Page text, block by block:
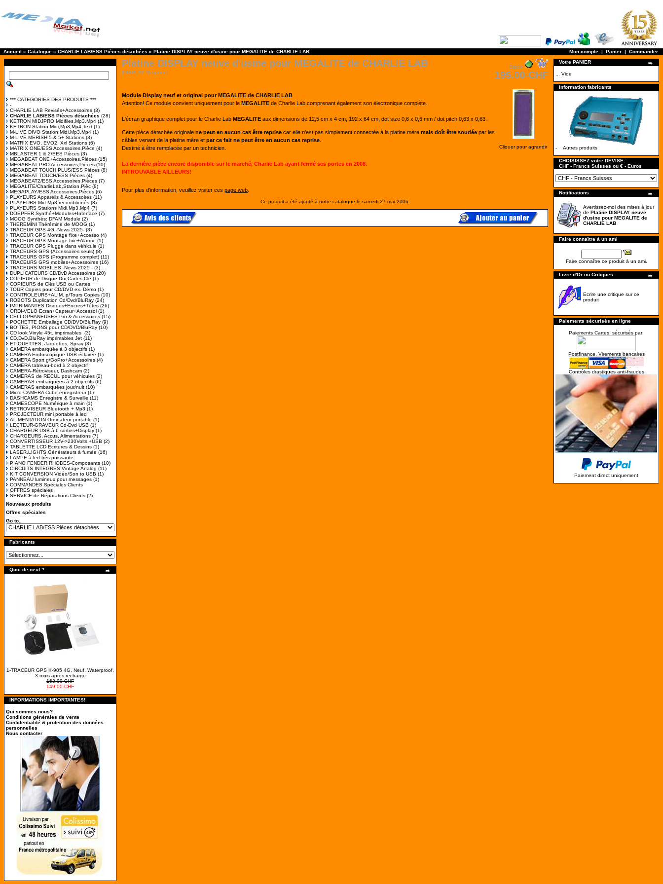
Accueil » Catalogue » CHARLIE LAB/ESS Pièces détachées » Platine DISPLAY neuve d'usine pour MEGALITE de CHARLIE LAB Mon compte | Panier | Commander
*** CATEGORIES DES PRODUITS ***
-
CHARLIE LAB Revisés+Accessoires (3)
CHARLIE LAB/ESS Pièces détachées (28)
KETRON MIDJPRO Midifiles,Mp3,Mp4 (1)
KETRON Station Midi,Mp3,Mp4,Text (1)
M-LIVE DIVO Station:Midi,Mp3,Mp4 (1)
M-LIVE MERISH 5 & 5+ Stations (3)
MATRIX EVO, EVO2, Xxl Stations (6)
MATRIX ONE/ESS Accessoires,Pièce (4)
MBLASTER 1 & 2/EES Pièces (3)
MEGABEAT ONE+Accessoires,Pièces (15)
MEGABEAT PRO Accessoires,Pièces (10)
MEGABEAT TOUCH PLUS/ESS Pièces (8)
MEGABEAT TOUCH/ESS Pièces (4)
MEGABEAT2/ESS Accessoires,Pièces (7)
MEGALITE/CharlieLab,Station,Pièc (8)
MEGAPLAY/ESS Accessoires,Pièces (6)
PLAYEURS Appareils & Accessoires (11)
PLAYEURS Mid-Mp3 reconditionés (3)
PLAYEURS Stations Midi,Mp3,Mp4 (7)
DOEPFER Synthé+Modules+Interface (7)
MOOG Synthés: DFAM Module (2)
THEREMINI Thérémine de MOOG (1)
TRACEUR GPS 4G -News 2025- (3)
TRACEUR GPS Montage fixe+Accesso (4)
TRACEUR GPS Montage fixe+Alarme (1)
TRACEUR GPS Pluggé dans véhicule (1)
TRACEURS GPS (Accessoires seuls) (8)
TRACEURS GPS (Programme complet) (11)
TRACEURS GPS mobiles+Accessoires (16)
TRACEURS MOBILES -News 2025 - (3)
DUPLICATEURS CD/DvD Accessoires (20)
COPIEUR de Disque-Dur,Cartes,Clé (1)
COPIEURS de Clés USB ou Cartes
TOUR Copies pour CD/DVD ex. Démo (1)
CONTROLEURS+ALIM. p/Tours Copies (10)
ROBOTS Duplication Cd/Dvd/BluRay (24)
IMPRIMANTES Disques+Encres+Têtes (26)
ORDI-VELO Ecran+Capteur+Accessoi (1)
CELLOPHANEUSES Pro & Accessoires (15)
POCHETTE Emballage CD/DVD/BluRay (9)
BOITES, PIONS pour CD/DVD/BluRay (10)
CD look Vinyle 45t. imprimables (3)
CD,DvD,BluRay imprimables Jet (11)
ETIQUETTES, Jaquettes, Spray (3)
CAMERA embarquée à 3 objectifs (1)
CAMERA Endoscopique USB éclairée (1)
CAMERA Sport g/GoPro+Accessoires (4)
CAMERA tableau-bord à 2 objectif
CAMERA-Rétroviseur, Dashcam (2)
CAMERAS de RECUL pour véhicules (2)
CAMERAS embarquées à 2 objectifs (6)
CAMERAS embarquées jour/nuit (10)
Micro-CAMERA Cube enregistreur(1)
DASHCAMS Enregistre & Surveille (11)
CAMESCOPE Numérique à main (1)
RETROVISEUR Bluetooth + Mp3 (1)
PROJECTEUR mini portable à led
ALIMENTATION Ordinateur portable (1)
LECTEUR-GRAVEUR Cd-Dvd USB (1)
CHARGEUR USB à 6 sorties+Display (1)
CHARGEURS, Accus, Alimentations (7)
CONVERTISSEUR 12V->230Volts +USB (2)
TABLETTE LCD Ecritures & Dessins (1)
LASER,LIGHTS,Générateurs à fumée (16)
LAMPE à led très puissante
PIANO FENDER RHODES-Composants (10)
CIRCUITS INTEGRES Vintage Analog (11)
KIT CONVERSION Vidéo/Son to USB (1)
PANNEAU lumineux pour messages (1)
COMMANDES Spéciales Clients
OFFRES spéciales
SERVICE de Réparations Clients (2)
Nouveaux produits
Offres spéciales
Go to..
Fabricants
Quoi de neuf ?
1-TRACEUR GPS K-905 4G, Neuf, Waterproof,
3 mois après recharge
163.00-CHF
149.00-CHF
INFORMATIONS IMPORTANTES!
Qui sommes nous?
Conditions générales de vente
Confidentialité & protection des données
personnelles
Nous contacter
Platine DISPLAY neuve d'usine pour MEGALITE de CHARLIE LAB
Stock
[DISPLAY Megalite]
195.00-CHF
Cliquer pour agrandir
Module Display neuf et original pour MEGALITE de CHARLIE LAB
Attention! Ce module convient uniquement pour le MEGALITE de Charlie Lab comprenant également son électronique complète.
L'écran graphique complet pour le Charlie Lab MEGALITE aux dimensions de 12,5 cm x 4 cm, 192 x 64 cm, dot size 0,6 x 0,6 mm / dot pitch 0,63 x 0,63.
Cette pièce détachée originale ne peut en aucun cas être reprise car elle n'est pas simplement connectée à la platine mère mais doît être soudée par les
câbles venant de la platine mêre et par ce fait ne peut être en aucun cas reprise
Destiné à être remplacée par un technicien.
La dernière pièce encore disponible sur le marché, Charlie Lab ayant fermé ses portes en 2008.
INTROUVABLE AILLEURS!
Pour plus d'information, veuillez visiter ces page web
Ce produit a été ajouté à notre catalogue le samedi 27 mai 2006.
Votre PANIER
... Vide
Information fabricants
- Autres produits
CHOISISSEZ votre DEVISE:
CHF - Francs Suisses ou € - Euros
Notifications
Avertissez-moi des mises à jour
de Platine DISPLAY neuve
d'usine pour MEGALITE de
CHARLIE LAB
Faire connaître à un ami
Faire connaître ce produit à un ami.
Livre d'Or ou Critiques
Ecrire une critique sur ce
produit
Paiements sécurisés en ligne
Paiements Cartes, sécurisés par:
Postfinance, Virements bancaires
Contrôles drastiques anti-fraudes
Paiement direct uniquement